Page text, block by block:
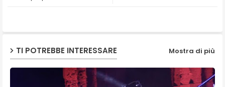
TI POTREBBE INTERESSARE Mostra di più